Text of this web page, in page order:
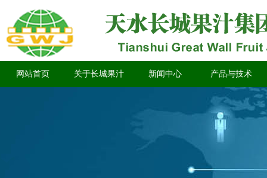
网站首页 关于长城果汁 新闻中心 产品与技术